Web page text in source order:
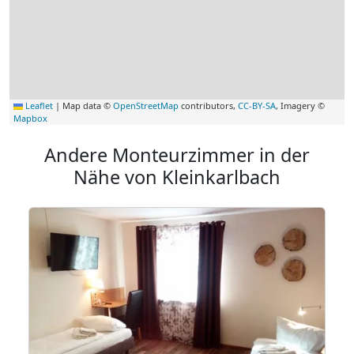
Leaflet | Map data © OpenStreetMap contributors, CC-BY-SA, Imagery ©
Mapbox
Andere Monteurzimmer in der
Nähe von Kleinkarlbach